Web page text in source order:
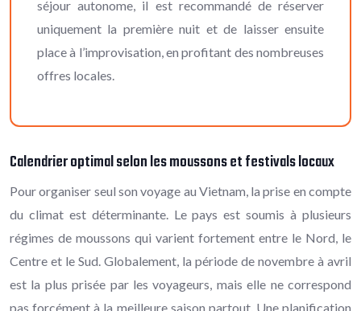
séjour autonome, il est recommandé de réserver
uniquement la première nuit et de laisser ensuite
place à l’improvisation, en profitant des nombreuses
offres locales.
Calendrier optimal selon les moussons et festivals locaux
Pour organiser seul son voyage au Vietnam, la prise en compte
du climat est déterminante. Le pays est soumis à plusieurs
régimes de moussons qui varient fortement entre le Nord, le
Centre et le Sud. Globalement, la période de novembre à avril
est la plus prisée par les voyageurs, mais elle ne correspond
pas forcément à la meilleure saison partout. Une planification